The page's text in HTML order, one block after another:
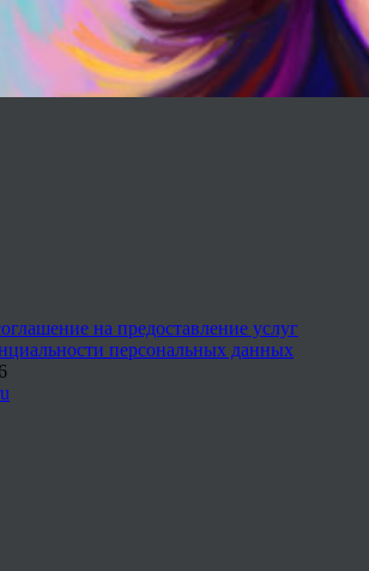
на предоставление услуг
персональных данных